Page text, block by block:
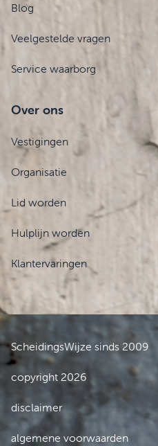
Blog
Veelgestelde vragen
Service waarborg
Over ons
Vestigingen
Organisatie
Lid worden
Hulplijn worden
Klantervaringen
ScheidingsWijze sinds 2009
copyright 2026
disclaimer
algemene voorwaarden